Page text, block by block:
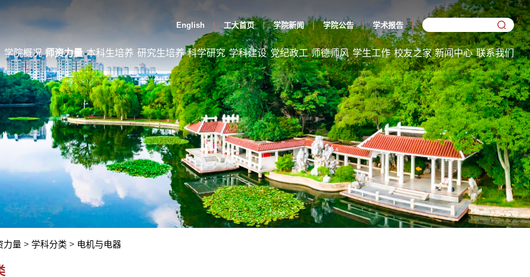
English 工大首页 学院新闻 学院公告 学术报告
学院概况 师资力量 本科生培养 研究生培养 科学研究 学科建设 党纪政工 师德师风 学生工作 校友之家 新闻中心 联系我们
力量 >学科分类 > 电机与电器